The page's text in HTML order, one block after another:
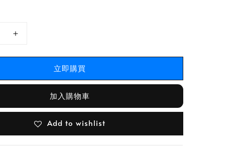
立即購買
加入購物車
Add to wishlist